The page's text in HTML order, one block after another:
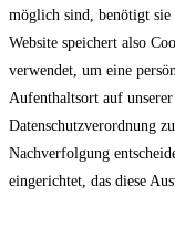
möglich sind, benötigt sie
Website speichert also
verwendet, um eine
Aufenthaltsort auf
Datenschutzverordnung
Nachverfolgung
eingerichtet, das diese